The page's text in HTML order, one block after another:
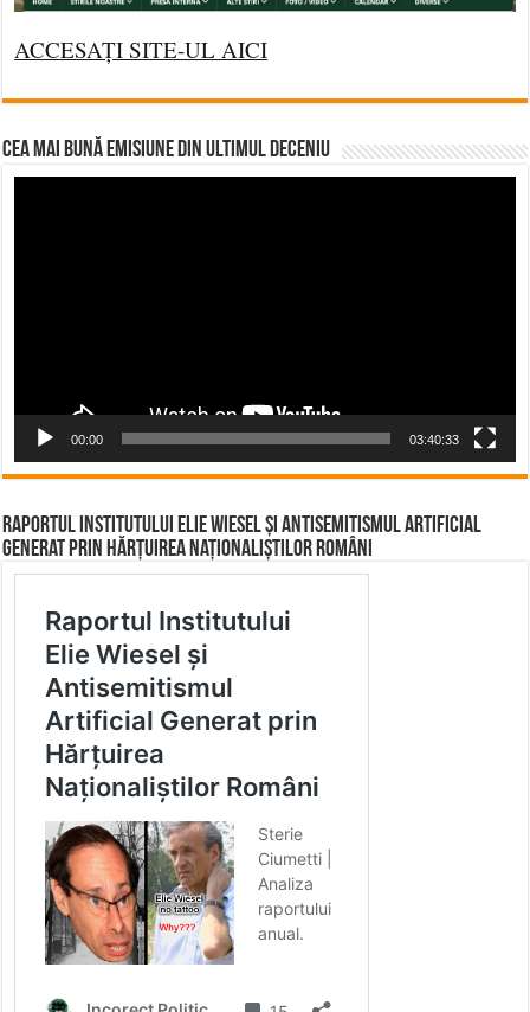
ACCESAȚI SITE-UL AICI
CEA MAI BUNĂ EMISIUNE DIN ULTIMUL DECENIU
00:00 03:40:33
Raportul Institutului Elie Wiesel și Antisemitismul Artificial
Generat prin Hărțuirea Naționaliștilor Români